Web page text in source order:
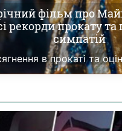
фільм про
рекорди прокату
симпатій
в прокаті та